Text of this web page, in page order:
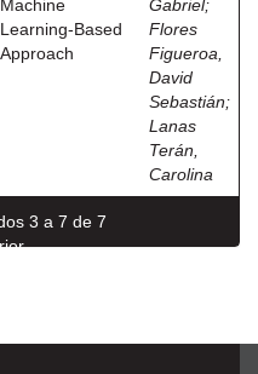
Machine
Learning-Based
Approach
Gabriel;
Flores
Figueroa,
David
Sebastián;
Lanas
Terán,
Carolina
3 a 7 de 7